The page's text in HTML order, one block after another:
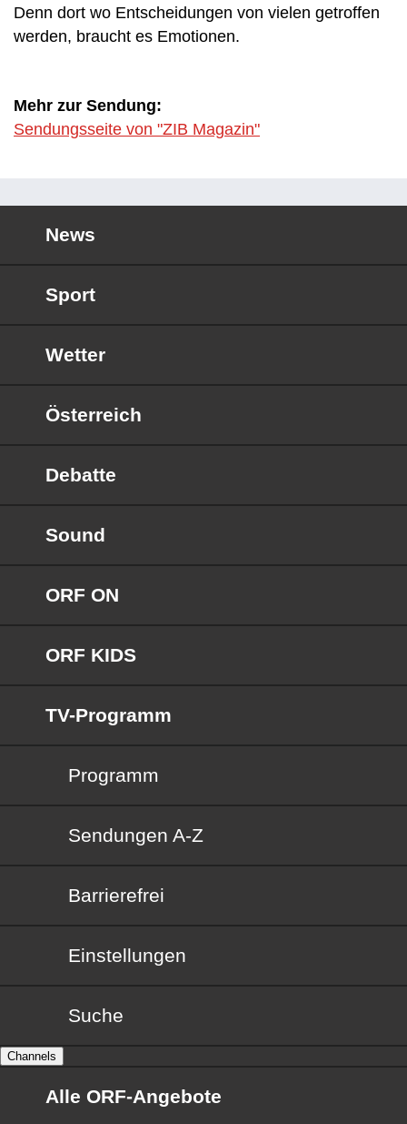
Denn dort wo Entscheidungen von vielen getroffen
werden, braucht es Emotionen.
Mehr zur Sendung:
Sendungsseite von "ZIB Magazin"
News
Sport
Wetter
Österreich
Debatte
Sound
ORF ON
ORF KIDS
TV-Programm
Programm
Sendungen von A bis Z
Sendungen A-Z
Barrierefrei
Barrierefrei
Einstellungen
Suche
Channels
Alle ORF-Angebote